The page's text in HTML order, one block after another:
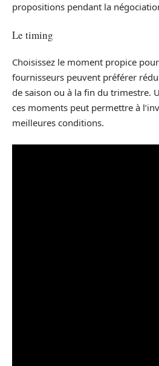
propositions pendant la
Le timing
Choisissez le moment propice
fournisseurs peuvent préférer
de saison ou à la fin du trimestre.
ces moments peut permettre à
meilleures conditions.